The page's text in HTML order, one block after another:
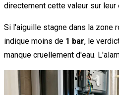
directement cette valeur sur leur
Si l'aiguille stagne dans la zone
indique moins de 1 bar, le
manque cruellement d'eau.